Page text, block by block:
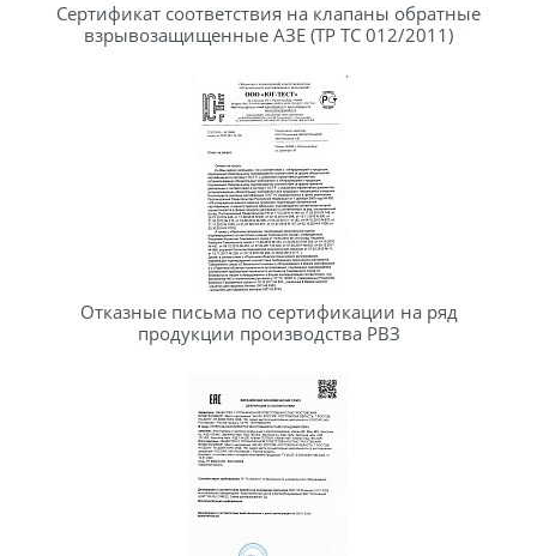
Сертификат соответствия на клапаны обратные
взрывозащищенные АЗЕ (ТР ТС 012/2011)
Отказные письма по сертификации на ряд
продукции производства РВЗ